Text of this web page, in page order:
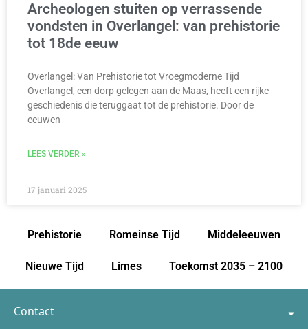
Archeologen stuiten op verrassende
vondsten in Overlangel: van prehistorie
tot 18de eeuw
Overlangel: Van Prehistorie tot Vroegmoderne Tijd
Overlangel, een dorp gelegen aan de Maas, heeft een rijke
geschiedenis die teruggaat tot de prehistorie. Door de
eeuwen
LEES VERDER »
17 januari 2025
Prehistorie Romeinse Tijd Middeleeuwen
Nieuwe Tijd Limes Toekomst 2035 – 2100
Contact